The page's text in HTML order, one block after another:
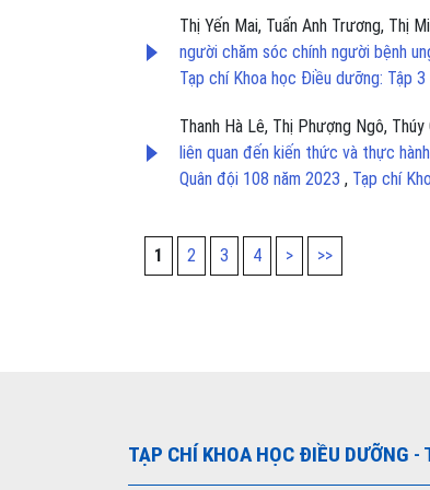
Thị Yến Mai, Tuấn Anh Trương, Thị
người chăm sóc chính người bệnh
Tạp chí Khoa học Điều dưỡng: Tập
Thanh Hà Lê, Thị Phượng Ngô,
liên quan đến kiến thức và thực
Quân đội 108 năm 2023 , Tạp chí
1 2 3 4 > >>
TẠP CHÍ KHOA HỌC ĐIỀU DƯỠNG -